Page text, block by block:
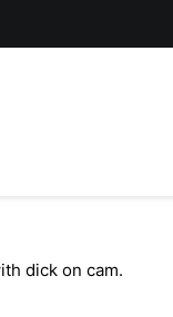
dick on cam.